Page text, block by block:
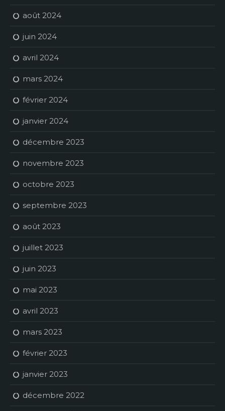
août 2024
juin 2024
avril 2024
mars 2024
février 2024
janvier 2024
décembre 2023
novembre 2023
octobre 2023
septembre 2023
août 2023
juillet 2023
juin 2023
mai 2023
avril 2023
mars 2023
février 2023
janvier 2023
décembre 2022